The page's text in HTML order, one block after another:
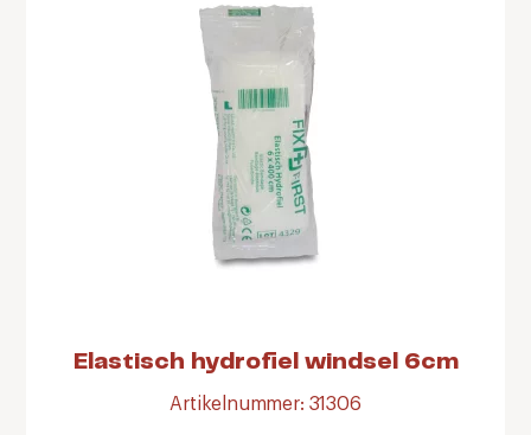
Elastisch hydrofiel windsel 6cm
Artikelnummer: 31306